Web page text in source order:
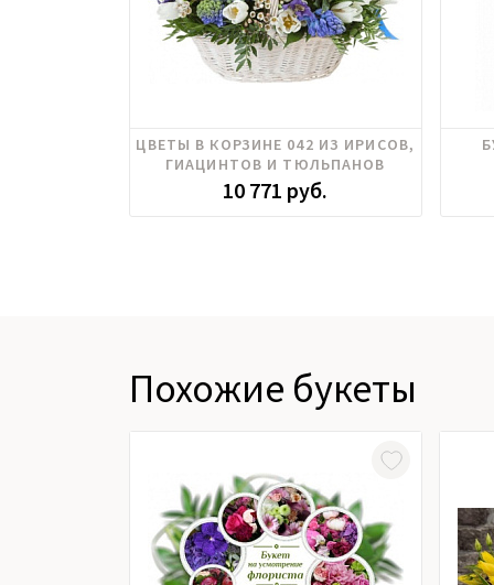
Гиацинт, Тюльпаны
ЦВЕТЫ В КОРЗИНЕ 042 ИЗ ИРИСОВ,
ГИАЦИНТОВ И ТЮЛЬПАНОВ
10 771 руб.
Похожие букеты